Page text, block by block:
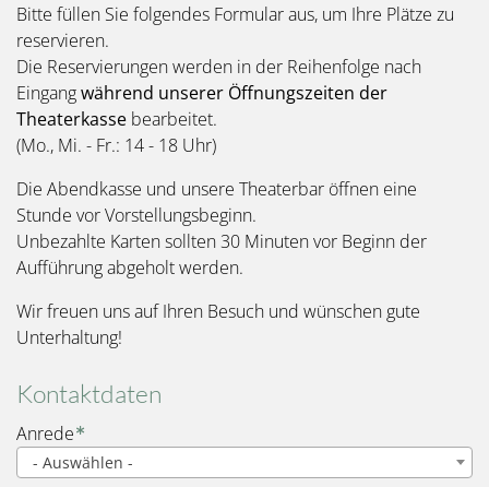
Bitte füllen Sie folgendes Formular aus, um Ihre Plätze zu
reservieren.
Die Reservierungen werden in der Reihenfolge nach
Eingangwährend unserer Öffnungszeiten der
Theaterkasse bearbeitet.
(Mo., Mi. - Fr.: 14 - 18 Uhr)
Die Abendkasse und unsere Theaterbar öffnen eine
Stunde vor Vorstellungsbeginn.
Unbezahlte Karten sollten 30 Minuten vor Beginn der
Aufführung abgeholt werden.
Wir freuen uns auf Ihren Besuch und wünschen gute
Unterhaltung!
Kontaktdaten
Name
Anrede
- Auswählen -